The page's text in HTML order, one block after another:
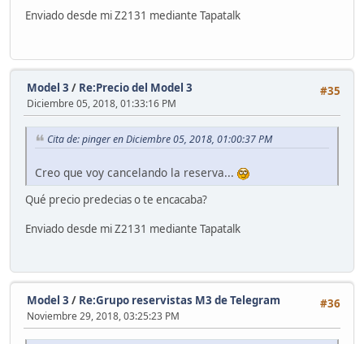
Enviado desde mi Z2131 mediante Tapatalk
#35
Model 3 / Re:Precio del Model 3
Diciembre 05, 2018, 01:33:16 PM
Cita de: pinger en Diciembre 05, 2018, 01:00:37 PM
Creo que voy cancelando la reserva...
Qué precio predecias o te encacaba?
Enviado desde mi Z2131 mediante Tapatalk
#36
Model 3 / Re:Grupo reservistas M3 de Telegram
Noviembre 29, 2018, 03:25:23 PM